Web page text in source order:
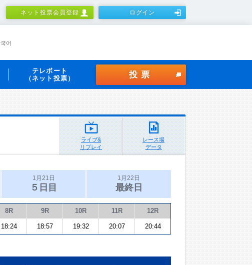
ネット投票会員登録 ログイン
어
テレボート
（ネット投票）
投票
ライブ&
リプレイ
レース場
データ
1月21日
５日目
1月22日
最終日
8R 9R 10R 11R 12R
18:24 18:57 19:32 20:07 20:44